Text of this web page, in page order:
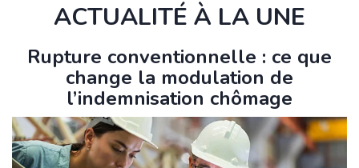
ACTUALITÉ À LA UNE
Rupture conventionnelle : ce que
change la modulation de
l’indemnisation chômage